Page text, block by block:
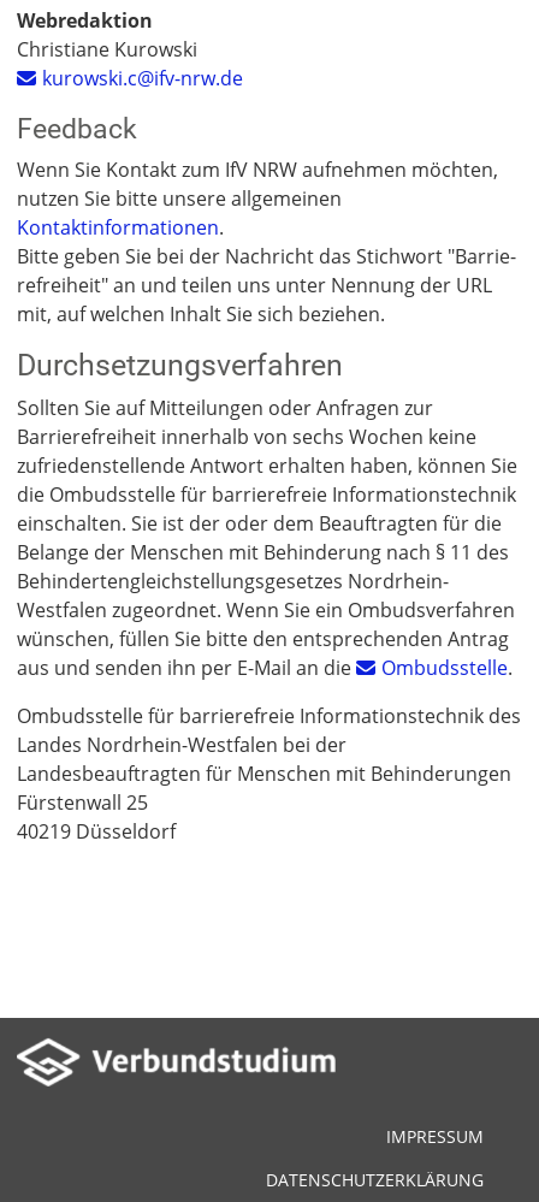
Webredaktion
Christiane Kurowski
kurowski.c@ifv-nrw.de
Feedback
Wenn Sie Kontakt zum IfV NRW aufnehmen möchten,
nutzen Sie bitte unsere allgemeinen
Kontaktinformationen.
Bitte geben Sie bei der Nachricht das Stichwort "Bar­ri­e­
re­frei­heit" an und teilen uns unter Nennung der URL
mit, auf welchen Inhalt Sie sich beziehen.
Durchsetzungsver­­fahren
Sollten Sie auf Mitteilungen oder Anfragen zur
Barrierefreiheit innerhalb von sechs Wochen keine
zufriedenstellende Antwort erhalten haben, können Sie
die Ombudsstelle für barrierefreie Informationstechnik
einschalten. Sie ist der oder dem Beauftragten für die
Belange der Menschen mit Behinderung nach § 11 des
Behindertengleichstellungsgesetzes Nordrhein-
Westfalen zugeordnet. Wenn Sie ein Ombudsverfahren
wünschen, füllen Sie bitte den entsprechenden Antrag
aus und senden ihn per E-Mail an die
Ombudsstelle.
Ombudsstelle für barrierefreie Informationstechnik des
Landes Nordrhein-Westfalen bei der
Landesbeauftragten für Menschen mit Behinderungen
Fürstenwall 25
40219 Düsseldorf
IMPRESSUM
DATENSCHUTZERKLÄRUNG